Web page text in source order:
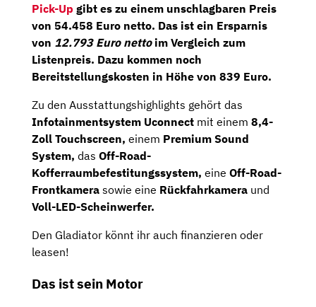
Pick-Up gibt es zu einem unschlagbaren Preis
von 54.458 Euro netto. Das ist ein Ersparnis
von 12.793 Euro nettoim Vergleich zum
Listenpreis. Dazu kommen noch
Bereitstellungskosten in Höhe von 839 Euro.
Zu den Ausstattungshighlights gehört das
Infotainmentsystem Uconnect mit einem 8,4-
Zoll Touchscreen, einem Premium Sound
System, das Off-Road-
Kofferraumbefestitungssystem, eine Off-Road-
Frontkamera sowie eine Rückfahrkamera und
Voll-LED-Scheinwerfer.
Den Gladiator könnt ihr auch finanzieren oder
leasen!
Das ist sein Motor